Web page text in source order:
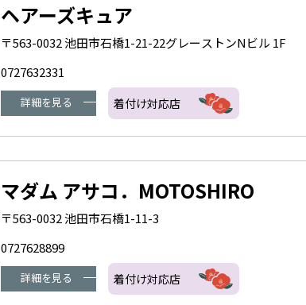
ヘアーズキュア
〒563-0032 池田市石橋1-21-22グレーストンNビル 1F
0727632331
詳細を見る 着付け対応店
マダム アサコ．MOTOSHIRO
〒563-0032 池田市石橋1-11-3
0727628899
詳細を見る 着付け対応店